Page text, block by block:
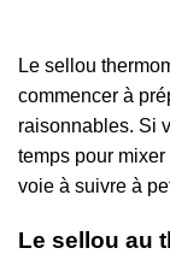
Le sellou
commencer à
raisonnables. Si
temps pour
voie à suivre à
Le sellou au